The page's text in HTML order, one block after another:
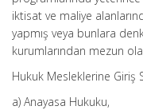
iktisat ve maliye
yapmış veya bunlara
kurumlarından mezun
Hukuk Mesleklerine Giriş
a) Anayasa Hukuku,